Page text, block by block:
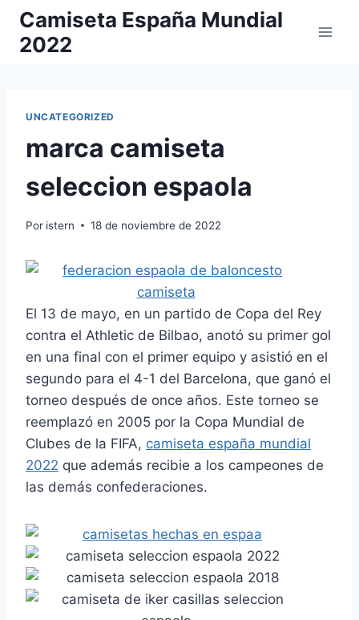
Saltar
contenido
Camiseta España Mundial
2022
UNCATEGORIZED
marca camiseta
seleccion espaola
Por istern 18 de noviembre de 2022
El 13 de mayo, en un partido de Copa del Rey
contra el Athletic de Bilbao, anotó su primer gol
en una final con el primer equipo y asistió en el
segundo para el 4-1 del Barcelona, que ganó el
torneo después de once años. Este torneo se
reemplazó en 2005 por la Copa Mundial de
Clubes de la FIFA, camiseta españa mundial
2022 que además recibie a los campeones de
las demás confederaciones.